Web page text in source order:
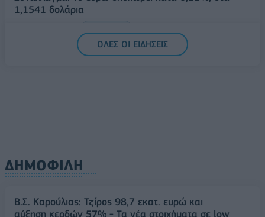
1,1541 δολάρια
ΟΛΕΣ ΟΙ ΕΙΔΗΣΕΙΣ
ΔΗΜΟΦΙΛΗ
Β.Σ. Καρούλιας: Τζίρος 98,7 εκατ. ευρώ και
αύξηση κερδών 57% - Τα νέα στοιχήματα σε low